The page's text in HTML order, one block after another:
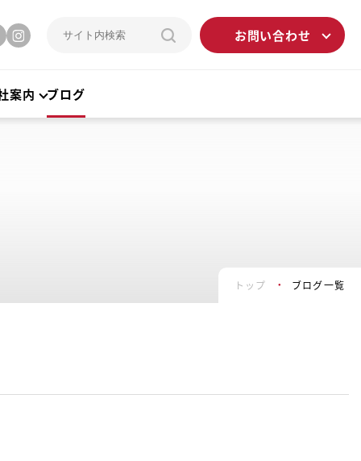
お問い合わせ
案内 ブログ
トップ ブログ一覧